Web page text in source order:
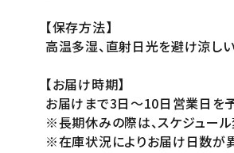
【保存方法】
高温多湿、直射日光を避け涼し
【お届け時期】
お届けまで3日～10日営業日を
※長期休みの際は、スケジュール
※在庫状況によりお届け日数が異